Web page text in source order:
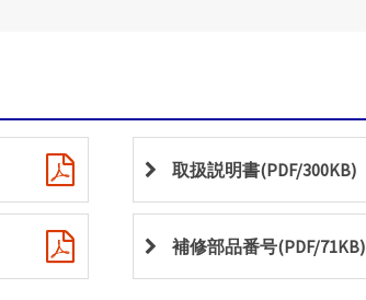
取扱説明書(PDF/300KB)
補修部品番号(PDF/71KB)